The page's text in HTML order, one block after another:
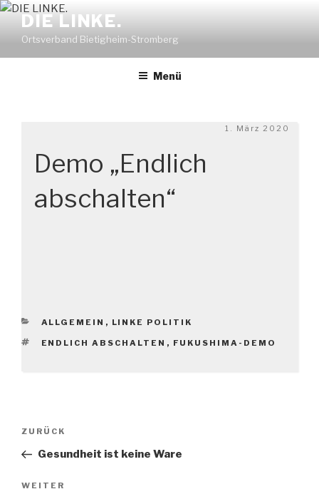
Zum
Inhalt
springen
DIE LINKE.
Ortsverband Bietigheim-Stromberg
Menü
Veröffentlicht
1. März 2020
Demo „Endlich
abschalten“
KATEGORIEN
ALLGEMEIN , LINKE POLITIK
SCHLAGWÖRTER
ENDLICH ABSCHALTEN , FUKUSHIMA-DEMO
Beitragsnavigation
Vorheriger
Beitrag
ZURÜCK
Gesundheit ist keine Ware
Nächster
WEITER